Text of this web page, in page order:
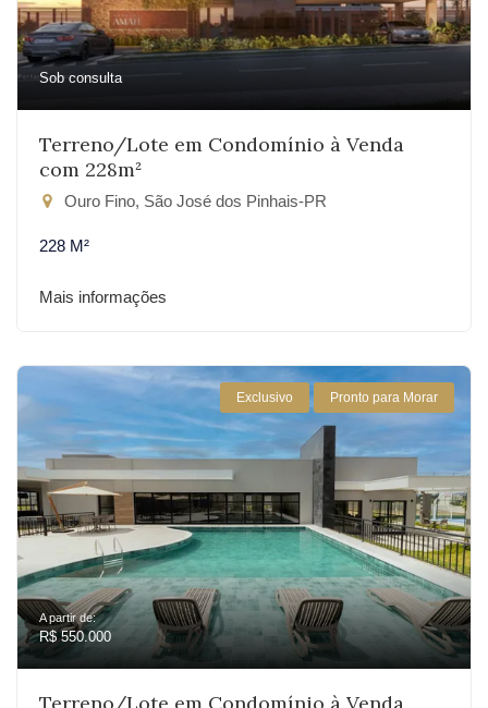
Sob consulta
Terreno/Lote em Condomínio à Venda
com 228m²
Ouro Fino, São José dos Pinhais-PR
228 M²
Mais informações
Exclusivo Pronto para Morar
A partir de:
R$ 550.000